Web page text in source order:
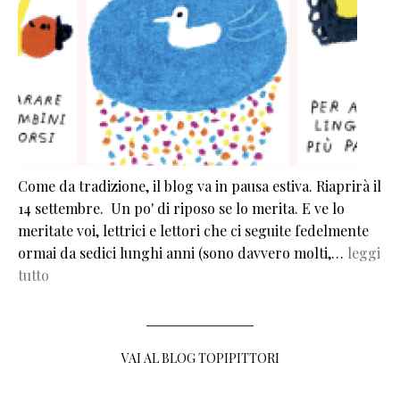
Come da tradizione, il blog va in pausa estiva. Riaprirà il
14 settembre. Un po' di riposo se lo merita. E ve lo
meritate voi, lettrici e lettori che ci seguite fedelmente
ormai da sedici lunghi anni (sono davvero molti,… leggi
tutto
VAI AL BLOG TOPIPITTORI